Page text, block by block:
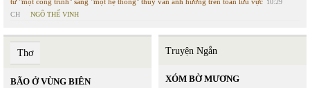
10:29
CH
NGÔ THẾ VINH
Thơ
BÃO Ở VÙNG BIÊN
Truyện Ngắn
XÓM BỜ MƯƠNG